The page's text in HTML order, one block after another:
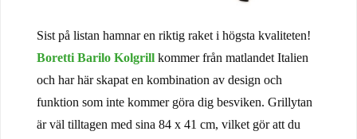
Sist på listan hamnar en riktig raket i högsta kvaliteten!
Boretti Barilo Kolgrill kommer från matlandet Italien
och har här skapat en kombination av design och
funktion som inte kommer göra dig besviken. Grillytan
är väl tilltagen med sina 84 x 41 cm, vilket gör att du